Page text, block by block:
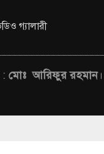
গ্যালারী
: মোঃ আরিফুর রহমান।
Voice of